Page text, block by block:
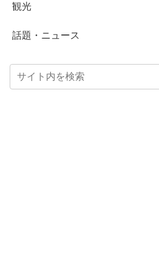
観光
話題・ニュース